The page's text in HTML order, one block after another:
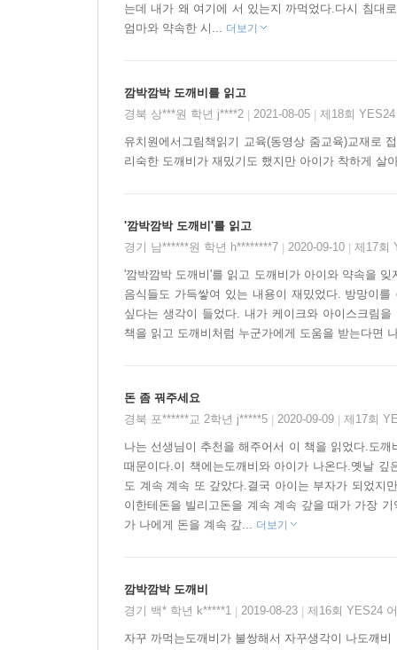
도깨비가 벌 받으러 가고 난 다음에는, 이웃들한
욕심은 살짝 고삐를 걸기도 합니다.
아이도 그런 마음이지 않았을까요? 혼자 외롭
행복해지면 얼마나 좋을까? 이렇게 생각하고
소망일지도 모르겠습니다. 아주 귀엽고 사랑스러
는데 내가 왜 여기에 서 있는지 까먹었다.다시 침대
엄마와 약속한 시... 더보기
깜박깜박 도깨비를 읽고
경북 상***원 학년 j****2
2021-08-05 제18회
유치원에서그림책읽기 교육(동영상 줌교육)교재로
리숙한 도깨비가 재밌기도 했지만 아이가 착하게
'깜박깜박 도깨비'를 읽고
경기 남******원 학년 h********7
2020-09-10 제17회
'깜박깜박 도깨비'를 읽고 도깨비가 아이와 약속을
음식들도 가득쌓여 있는 내용이 재밌었다. 방망이
싶다는 생각이 들었다. 내가 케이크와 아이스크림
책을 읽고 도깨비처럼 누군가에게 도움을 받는다면
돈 좀 꿔주세요
경북 포******교 2학년 j*****5
2020-09-09 제17회
나는 선생님이 추천을 해주어서 이 책을 읽었다.도
때문이다.이 책에는도깨비와 아이가 나온다.옛날
도 계속 계속 또 갚았다.결국 아이는 부자가 되었지
이한테돈을 빌리고돈을 계속 계속 갚을 때가 가장
가 나에게 돈을 계속 갚... 더보기
깜박깜박 도깨비
경기 백* 학년 k*****1
2019-08-23 제16회 YES24
자꾸 까먹는도깨비가 불쌍해서 자꾸생각이 나도깨